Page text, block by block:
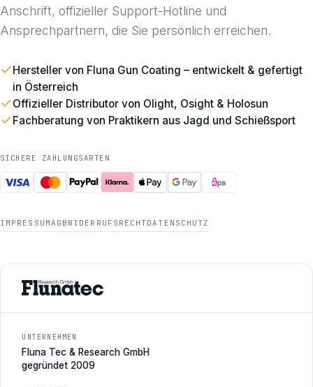
Anschrift, offizieller Support-Hotline und
Ansprechpartnern, die Sie persönlich erreichen.
Hersteller von Fluna Gun Coating – entwickelt & gefertigt
in Österreich
Offizieller Distributor von Olight, Osight & Holosun
Fachberatung von Praktikern aus Jagd und Schießsport
SICHERE ZAHLUNGSARTEN
IMPRESSUM AGBWIDERRUFSRECHT DATENSCHUTZ
UNTERNEHMEN
Fluna Tec & Research GmbH
gegründet 2009